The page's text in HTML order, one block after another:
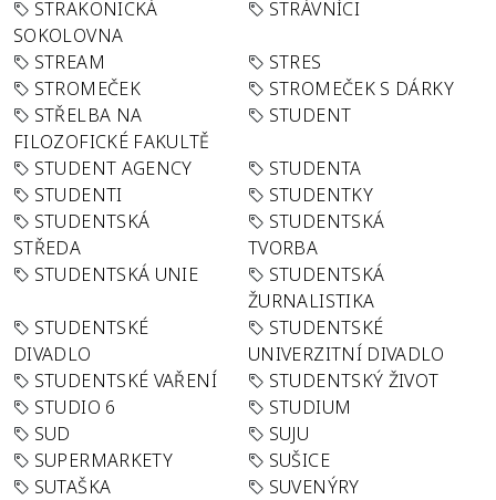
STRAKONICKÁ
SOKOLOVNA
STRÁVNÍCI
STREAM
STRES
STROMEČEK
STROMEČEK S DÁRKY
STŘELBA NA
FILOZOFICKÉ FAKULTĚ
STUDENT
STUDENT AGENCY
STUDENTA
STUDENTI
STUDENTKY
STUDENTSKÁ
STŘEDA
STUDENTSKÁ
TVORBA
STUDENTSKÁ UNIE
STUDENTSKÁ
ŽURNALISTIKA
STUDENTSKÉ
DIVADLO
STUDENTSKÉ
UNIVERZITNÍ DIVADLO
STUDENTSKÉ VAŘENÍ
STUDENTSKÝ ŽIVOT
STUDIO 6
STUDIUM
SUD
SUJU
SUPERMARKETY
SUŠICE
SUTAŠKA
SUVENÝRY